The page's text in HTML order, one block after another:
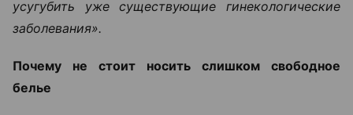
усугубить уже существующие гинекологические
заболевания».
Почему не стоит носить слишком свободное
белье